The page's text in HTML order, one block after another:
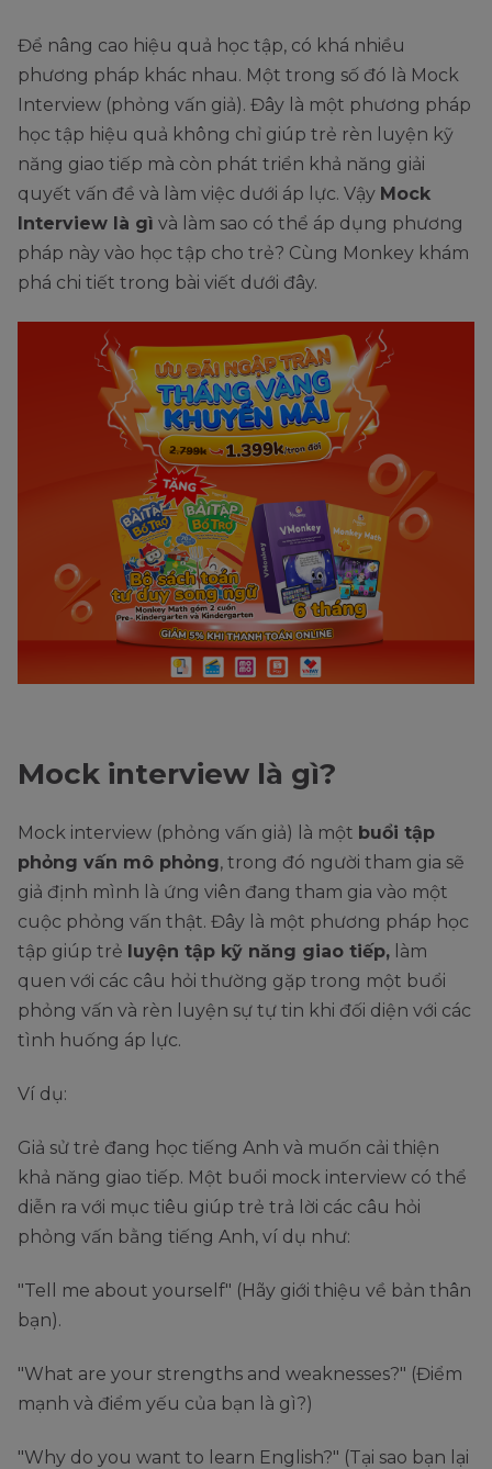
Để nâng cao hiệu quả học tập, có khá nhiều
phương pháp khác nhau. Một trong số đó là Mock
Interview (phỏng vấn giả). Đây là một phương pháp
học tập hiệu quả không chỉ giúp trẻ rèn luyện kỹ
năng giao tiếp mà còn phát triển khả năng giải
quyết vấn đề và làm việc dưới áp lực. Vậy Mock
Interview là gì và làm sao có thể áp dụng phương
pháp này vào học tập cho trẻ? Cùng Monkey khám
phá chi tiết trong bài viết dưới đây.
Mock interview là gì?
Mock interview (phỏng vấn giả) là một buổi tập
phỏng vấn mô phỏng, trong đó người tham gia sẽ
giả định mình là ứng viên đang tham gia vào một
cuộc phỏng vấn thật. Đây là một phương pháp học
tập giúp trẻ luyện tập kỹ năng giao tiếp, làm
quen với các câu hỏi thường gặp trong một buổi
phỏng vấn và rèn luyện sự tự tin khi đối diện với các
tình huống áp lực.
Ví dụ:
Giả sử trẻ đang học tiếng Anh và muốn cải thiện
khả năng giao tiếp. Một buổi mock interview có thể
diễn ra với mục tiêu giúp trẻ trả lời các câu hỏi
phỏng vấn bằng tiếng Anh, ví dụ như:
"Tell me about yourself" (Hãy giới thiệu về bản thân
bạn).
"What are your strengths and weaknesses?" (Điểm
mạnh và điểm yếu của bạn là gì?)
"Why do you want to learn English?" (Tại sao bạn lại